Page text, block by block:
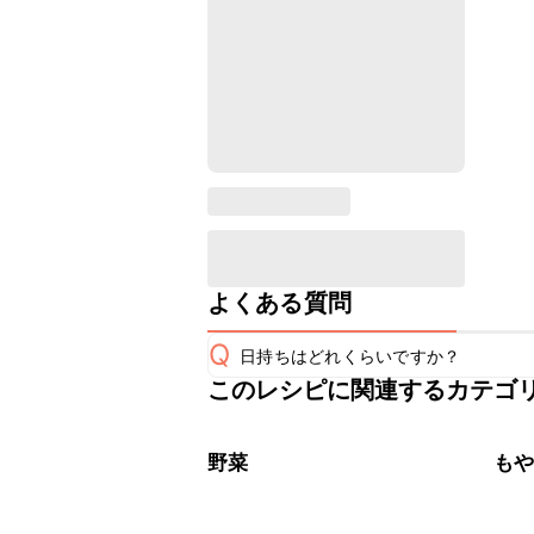
よくある質問
Q 日持ちはどれくらいですか？
保存期間は冷蔵で翌日中が目安です
※日持ちは目安です。
このレシピに関連するカテゴ
野菜 も